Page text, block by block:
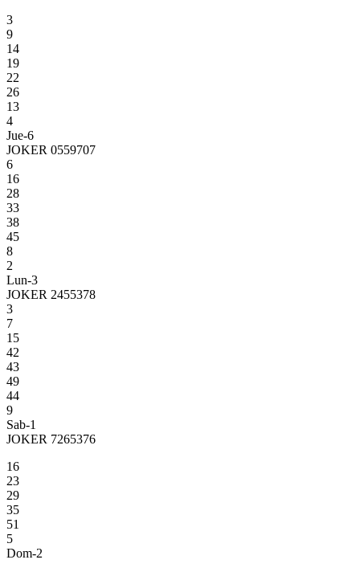
3
9
14
19
22
26
13
4
Jue-6
JOKER 0559707
6
16
28
33
38
45
8
2
Lun-3
JOKER 2455378
3
7
15
42
43
49
44
9
Sab-1
JOKER 7265376
16
23
29
35
51
5
Dom-2